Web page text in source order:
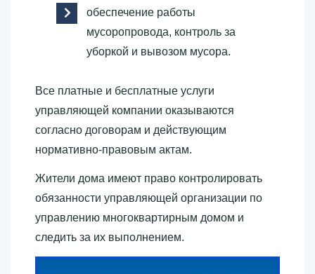
обеспечение работы
мусоропровода, контроль за
уборкой и вывозом мусора.
Все платные и бесплатные услуги
управляющей компании оказываются
согласно договорам и действующим
нормативно-правовым актам.
Жители дома имеют право контролировать
обязанности управляющей организации по
управлению многоквартирным домом и
следить за их выполнением.